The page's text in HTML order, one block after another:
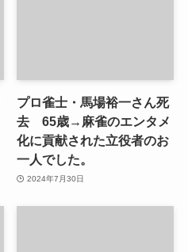
プロ雀士・馬場裕一さん死
去 65歳→麻雀のエンタメ
化に貢献された立役者のお
一人でした。
2024年7月30日